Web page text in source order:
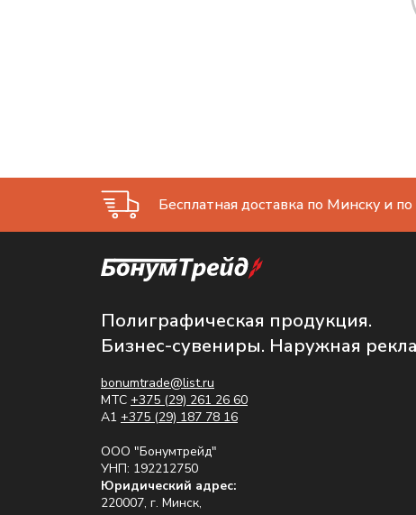
Бесплатная доставка по Минску и
bonumtrade@list.ru
МТС +375 (29) 261 26 60
A1 +375 (29) 187 78 16
ООО "Бонумтрейд"
УНП: 192212750
Юридический адрес:
220007, г. Минск,
Полиграфическая продукция.
Бизнес-сувениры. Наружная